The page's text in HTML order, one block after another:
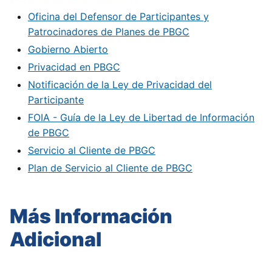
Oficina del Defensor de Participantes y
Patrocinadores de Planes de PBGC
Gobierno Abierto
Privacidad en PBGC
Notificación de la Ley de Privacidad del
Participante
FOIA - Guía de la Ley de Libertad de Información
de PBGC
Servicio al Cliente de PBGC
Plan de Servicio al Cliente de PBGC
Más Información
Adicional